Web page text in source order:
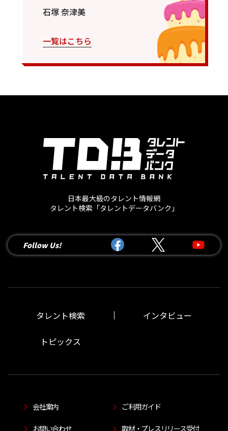
石塚 奈津美
一覧はこちら
日本最大級のタレント情報網
タレント検索「タレントデータバンク」
Follow Us!
タレント検索 インタビュー
トピックス
会社案内 ご利用ガイド
お問い合わせ 取材・プレスリリース受付